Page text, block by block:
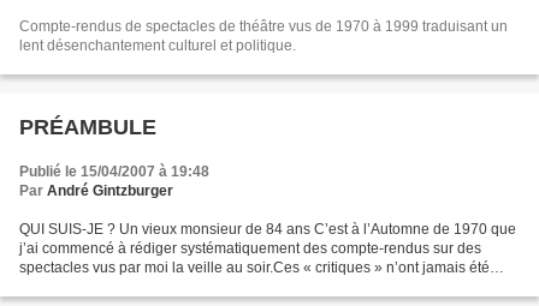
Compte-rendus de spectacles de théâtre vus de 1970 à 1999 traduisant un
lent désenchantement culturel et politique.
PRÉAMBULE
Publié le 15/04/2007 à 19:48
Par André Gintzburger
QUI SUIS-JE ? Un vieux monsieur de 84 ans C’est à l’Automne de 1970 que
j’ai commencé à rédiger systématiquement des compte-rendus sur des
spectacles vus par moi la veille au soir.Ces « critiques » n’ont jamais été